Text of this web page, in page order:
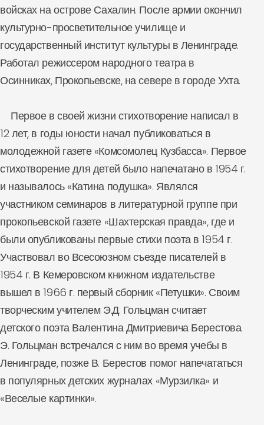
войсках на острове Сахалин. После армии окончил
культурно-просветительное училище и
государственный институт культуры в Ленинграде.
Работал режиссером народного театра в
Осинниках, Прокопьевске, на севере в городе Ухта.
Первое в своей жизни стихотворение написал в
12 лет, в годы юности начал публиковаться в
молодежной газете «Комсомолец Кузбасса». Первое
стихотворение для детей было напечатано в 1954 г.
и называлось «Катина подушка». Являлся
участником семинаров в литературной группе при
прокопьевской газете «Шахтерская правда», где и
были опубликованы первые стихи поэта в 1954 г.
Участвовал во Всесоюзном съезде писателей в
1954 г. В Кемеровском книжном издательстве
вышел в 1966 г. первый сборник «Петушки». Своим
творческим учителем Э.Д. Гольцман считает
детского поэта Валентина Дмитриевича Берестова.
Э. Гольцман встречался с ним во время учебы в
Ленинграде, позже В. Берестов помог напечататься
в популярных детских журналах «Мурзилка» и
«Веселые картинки».